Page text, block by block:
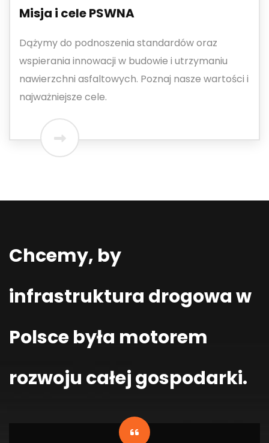
Misja i cele PSWNA
Dążymy do podnoszenia standardów oraz
wspierania innowacji w budowie i utrzymaniu
nawierzchni asfaltowych. Poznaj nasze wartości i
najważniejsze cele.
Chcemy, by
infrastruktura drogowa w
Polsce była motorem
rozwoju całej gospodarki.